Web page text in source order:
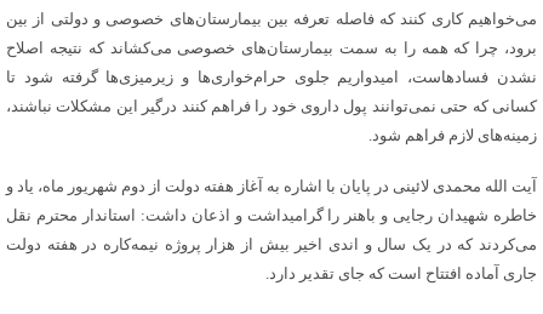
می‌خواهیم کاری کنند که فاصله تعرفه بین بیمارستان‌های خصوصی و دولتی از بین
برود، چرا که همه را به سمت بیمارستان‌های خصوصی می‌کشاند که نتیجه اصلاح
نشدن فسادهاست، امیدواریم جلوی حرام‌خواری‌ها و زیرمیزی‌ها گرفته شود تا
کسانی که حتی نمی‌توانند پول داروی خود را فراهم کنند درگیر این مشکلات نباشند،
زمینه‌های لازم فراهم شود.
آیت الله محمدی لائینی در پایان با اشاره به آغاز هفته دولت از دوم شهریور ماه، یاد و
خاطره شهیدان رجایی و باهنر را گرامیداشت و اذعان داشت: استاندار محترم نقل
می‌کردند که در یک سال و اندی اخیر بیش از هزار پروژه نیمه‌کاره در هفته دولت
جاری آماده افتتاح است که جای تقدیر دارد.